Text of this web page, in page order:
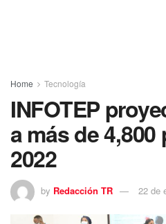
Home Tecnología
INFOTEP
a más de
2022
by Redacción TR 22 de